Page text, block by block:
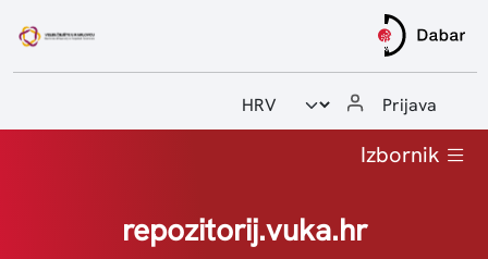
Odabir jezika Prijava
Izbornik
Statistike
repozitorij.vuka.hr